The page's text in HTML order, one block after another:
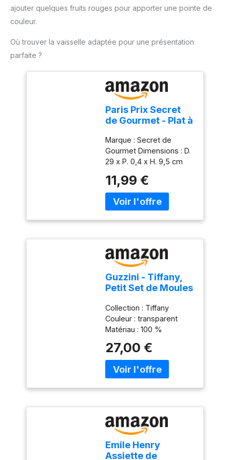
nettoyage, veuillez
pour protéger le
tranchants et rugueux
pour éviter de rayer la
poêle.
accessoires. Compact et
pratique pour un usage
d'un design compact, ce
tâches de cuisine.
ajouter quelques fruits rouges pour apporter une pointe de
couleur.
Où trouver la vaisselle adaptée pour une présentation
parfaite ?
Paris Prix Secret
de Gourmet - Plat à
Renaissance 29cm
Transparent
Marque : Secret de
Gourmet Dimensions : D.
29 x P. 0,4 x H. 9,5 cm
Transparent
11,99 €
Guzzini - Tiffany,
Petit Set de Moules
Transparent, Ø 30
x h16 cm -
19950100
Collection : Tiffany
Couleur : transparent
Matériau : 100 %
Guzzini, fabriqué en Italie
depuis 1912 Poids du
colis: 1.02 kilograms
27,00 €
Emile Henry
Assiette de